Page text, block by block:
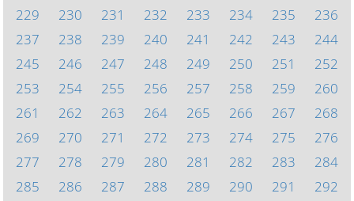
229
230 231 232 233 234 235
236
237
238 239 240 241 242 243
244
245
246 247 248 249 250 251
252
253
254 255 256 257 258 259
260
261
262 263 264 265 266 267
268
269
270 271 272 273 274 275
276
277
278 279 280 281 282 283
284
285
286 287 288 289 290 291
292